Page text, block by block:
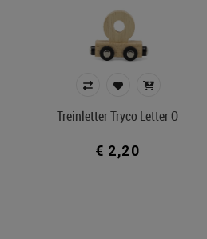
Treinletter Tryco Letter O
€ 2,20